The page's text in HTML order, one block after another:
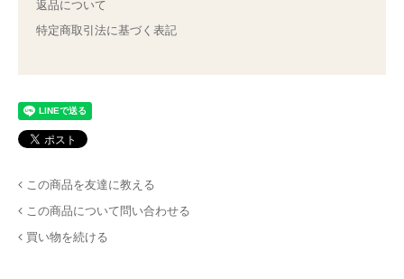
返品について
特定商取引法に基づく表記
この商品を友達に教える
この商品について問い合わせる
買い物を続ける